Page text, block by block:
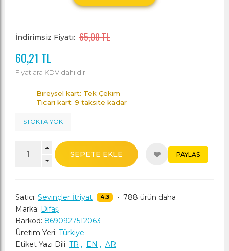
İndirimsiz Fiyatı: 65,00 TL
60,21 TL
Fiyatlara KDV dahildir
Bireysel kart: Tek Çekim
Ticari kart: 9 taksite kadar
STOKTA YOK
SEPETE EKLE PAYLAS
Satıcı: Sevinçler İtriyat 4,3 • 788 ürün daha
Marka: Difaş
Barkod: 8690927512063
Üretim Yeri: Türkiye
Etiket Yazı Dili: TR , EN , AR